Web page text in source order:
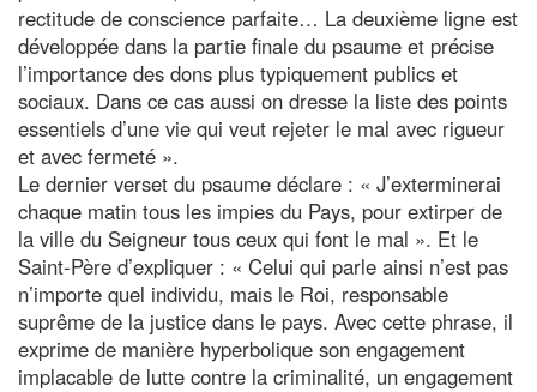
rectitude de conscience parfaite… La deuxième ligne est
développée dans la partie finale du psaume et précise
l’importance des dons plus typiquement publics et
sociaux. Dans ce cas aussi on dresse la liste des points
essentiels d’une vie qui veut rejeter le mal avec rigueur
et avec fermeté ».
Le dernier verset du psaume déclare : « J’exterminerai
chaque matin tous les impies du Pays, pour extirper de
la ville du Seigneur tous ceux qui font le mal ». Et le
Saint-Père d’expliquer : « Celui qui parle ainsi n’est pas
n’importe quel individu, mais le Roi, responsable
suprême de la justice dans le pays. Avec cette phrase, il
exprime de manière hyperbolique son engagement
implacable de lutte contre la criminalité, un engagement